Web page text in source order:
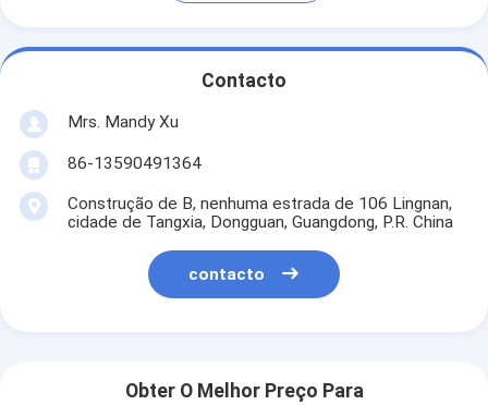
Contacto
Mrs. Mandy Xu
86-13590491364
Construção de B, nenhuma estrada de 106 Lingnan,
cidade de Tangxia, Dongguan, Guangdong, P.R. China
contacto
Obter O Melhor Preço Para